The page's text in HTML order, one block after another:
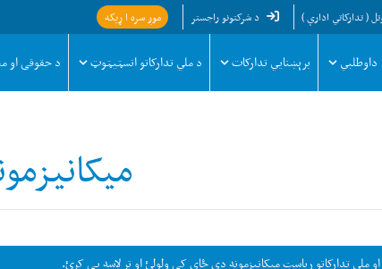
( تدارکاتي ادارې ) د شرکتونو راجستر موږ سره ا ړیکه
داوطلبي برېښنايي تدارکات د ملي تدارکاتو انسټیټوټ د حقوقی او
ملي تدارکاتو ریاست میکانیزمونه دې ځای کې ولولئ او تر لاسه یې کړئ.